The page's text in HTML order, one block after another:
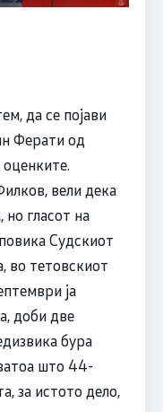
да се појави
Ферати од
вели дека
гласот на
Судскиот
во тетовскиот
ја
доби две
бура
што 44-
за истото дело,